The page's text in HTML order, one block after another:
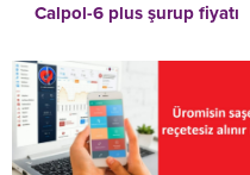
Calpol-6 plus şurup fiyatı